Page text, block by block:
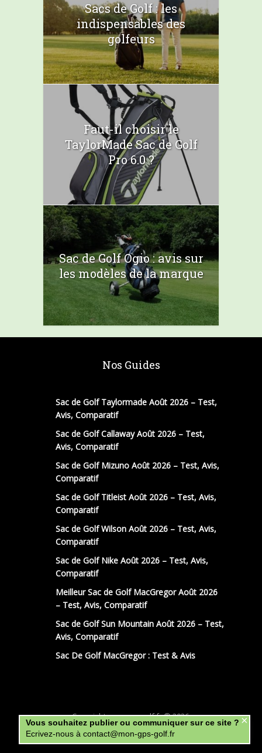
Sacs de Golf : les
indispensables des
golfeurs
Faut-il choisir le
TaylorMade Sac de Golf
Pro 6.0 ?
Sac de Golf Ogio : avis sur
les modèles de la marque
Nos Guides
Sac de Golf Taylormade Août 2026 – Test,
Avis, Comparatif
Sac de Golf Callaway Août 2026 – Test,
Avis, Comparatif
Sac de Golf Mizuno Août 2026 – Test, Avis,
Comparatif
Sac de Golf Titleist Août 2026 – Test, Avis,
Comparatif
Sac de Golf Wilson Août 2026 – Test, Avis,
Comparatif
Sac de Golf Nike Août 2026 – Test, Avis,
Comparatif
Meilleur Sac de Golf MacGregor Août 2026
– Test, Avis, Comparatif
Sac de Golf Sun Mountain Août 2026 – Test,
Avis, Comparatif
Sac De Golf MacGregor : Test & Avis
Copyright mon-gps-golf.fr © 2026.
La Team Mentions légales Contact
Vous souhaitez publier ou communiquer sur ce site ?
Ecrivez-nous à contact@mon-gps-golf.fr
×